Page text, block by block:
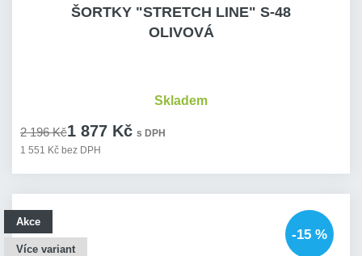
ŠORTKY "STRETCH LINE" S-48
OLIVOVÁ
2 196 Kč1 877 Kč s DPH
1 551 Kč bez DPH
Skladem
Akce
Více variant
-15 %